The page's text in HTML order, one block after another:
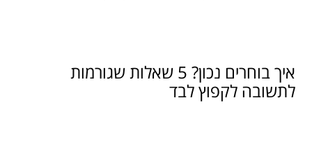
איך בוחרים נכון? 5 שאלות שגורמות
לתשובה לקפוץ לבד